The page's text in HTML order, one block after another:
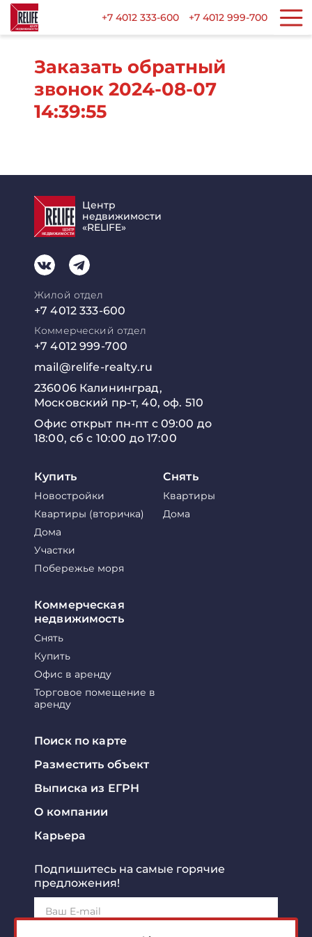
+7 4012 333-600 +7 4012 999-700
Заказать обратный
звонок 2024-08-07
14:39:55
Центр
недвижимости
«RELIFE»
Жилой отдел
+7 4012 333-600
Коммерческий отдел
+7 4012 999-700
mail@relife-realty.ru
236006 Калининград,
Московский пр-т, 40, оф. 510
Офис открыт пн-пт с 09:00 до
18:00, сб с 10:00 до 17:00
Купить
Новостройки
Квартиры (вторичка)
Дома
Участки
Побережье моря
Снять
Квартиры
Дома
Коммерческая
недвижимость
Снять
Купить
Офис в аренду
Торговое помещение в
аренду
Поиск по карте
Разместить объект
Выписка из ЕГРН
О компании
Карьера
Подпишитесь на самые горячие
предложения!